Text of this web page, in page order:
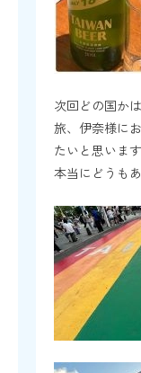
次回どの国か
旅、伊奈様に
たいと思いま
本当にどうも